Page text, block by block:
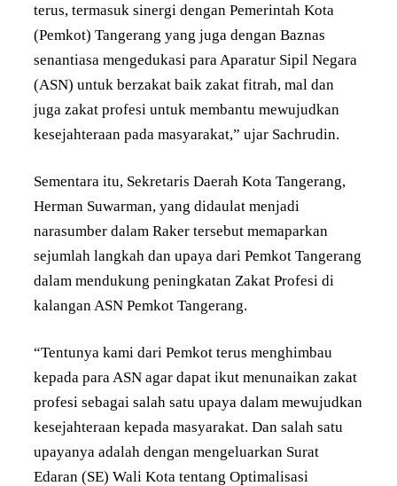
terus, termasuk sinergi dengan Pemerintah Kota
(Pemkot) Tangerang yang juga dengan Baznas
senantiasa mengedukasi para Aparatur Sipil Negara
(ASN) untuk berzakat baik zakat fitrah, mal dan
juga zakat profesi untuk membantu mewujudkan
kesejahteraan pada masyarakat,” ujar Sachrudin.
Sementara itu, Sekretaris Daerah Kota Tangerang,
Herman Suwarman, yang didaulat menjadi
narasumber dalam Raker tersebut memaparkan
sejumlah langkah dan upaya dari Pemkot Tangerang
dalam mendukung peningkatan Zakat Profesi di
kalangan ASN Pemkot Tangerang.
“Tentunya kami dari Pemkot terus menghimbau
kepada para ASN agar dapat ikut menunaikan zakat
profesi sebagai salah satu upaya dalam mewujudkan
kesejahteraan kepada masyarakat. Dan salah satu
upayanya adalah dengan mengeluarkan Surat
Edaran (SE) Wali Kota tentang Optimalisasi